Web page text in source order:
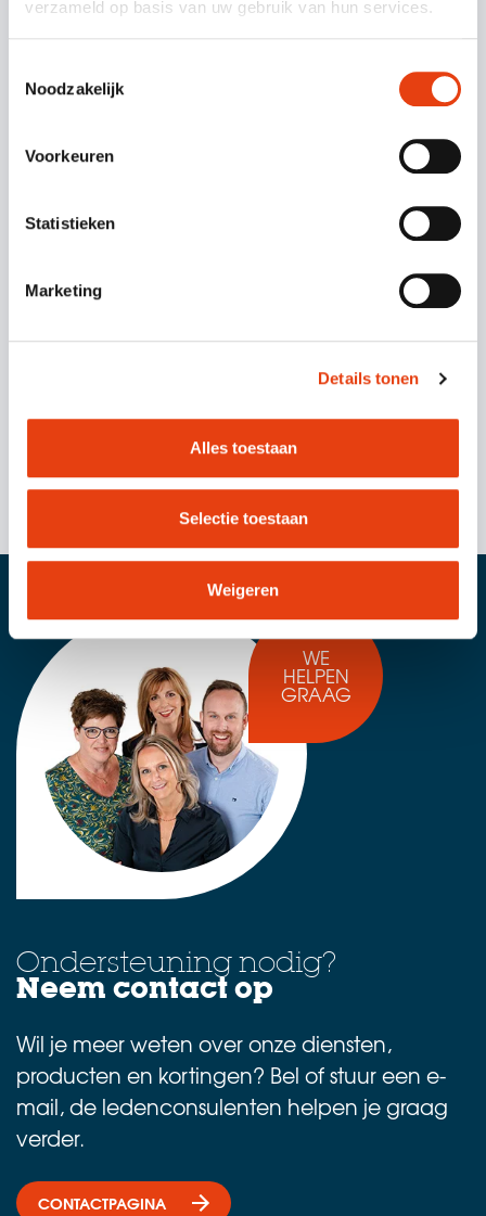
verzameld op basis van uw gebruik van hun services.
Noodzakelijk
Voorkeuren
Statistieken
Marketing
Details tonen
Alles toestaan
Selectie toestaan
Weigeren
-5%
Mantelzorg aan huis: Dovida
Ondersteuning nodig?
Neem contact op
Wil je meer weten over onze diensten,
producten en kortingen? Bel of stuur een e-
mail, de ledenconsulenten helpen je graag
verder.
CONTACTPAGINA
WE
HELPEN
GRAAG